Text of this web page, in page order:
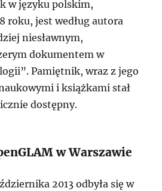
w języku polskim,
roku, jest według autora
niesławnym,
dokumentem w
Pamiętnik, wraz z jego
i książkami stał
dostępny.
w Warszawie
2013 odbyła się w